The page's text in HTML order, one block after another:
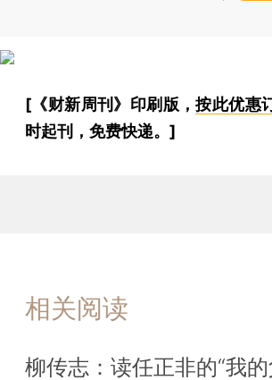
[《财新周刊》印刷版，按此优惠
时起刊，免费快递。]
相关阅读
柳传志：读任正非的“我